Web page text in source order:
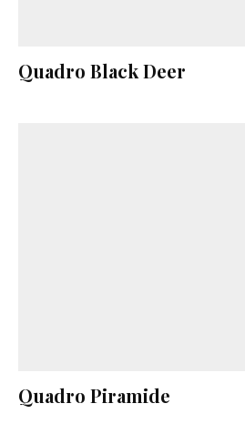
Quadro Black Deer
Quadro Piramide